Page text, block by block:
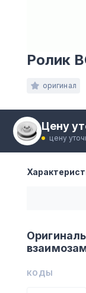
Ролик
оригинал
Цену
цену
КОДЫ